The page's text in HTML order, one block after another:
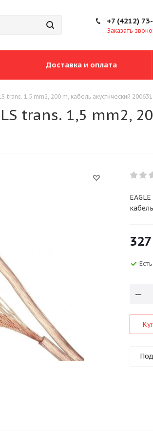
+7 (4212)
Заказать
Доставка и оплата
trans. 1,5 mm2, 200 m, кабель акустический
LS trans. 1,5 mm2,
327